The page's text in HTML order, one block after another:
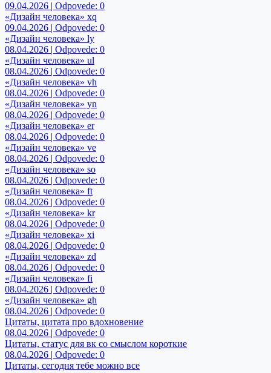
09.04.2026 | Odpovede: 0
«Дизайн человека» xq
09.04.2026 | Odpovede: 0
«Дизайн человека» ly
08.04.2026 | Odpovede: 0
«Дизайн человека» ul
08.04.2026 | Odpovede: 0
«Дизайн человека» vh
08.04.2026 | Odpovede: 0
«Дизайн человека» yn
08.04.2026 | Odpovede: 0
«Дизайн человека» er
08.04.2026 | Odpovede: 0
«Дизайн человека» ve
08.04.2026 | Odpovede: 0
«Дизайн человека» so
08.04.2026 | Odpovede: 0
«Дизайн человека» ft
08.04.2026 | Odpovede: 0
«Дизайн человека» kr
08.04.2026 | Odpovede: 0
«Дизайн человека» xi
08.04.2026 | Odpovede: 0
«Дизайн человека» zd
08.04.2026 | Odpovede: 0
«Дизайн человека» fi
08.04.2026 | Odpovede: 0
«Дизайн человека» gh
08.04.2026 | Odpovede: 0
Цитаты, цитата про вдохновение
08.04.2026 | Odpovede: 0
Цитаты, статус для вк со смыслом короткие
08.04.2026 | Odpovede: 0
Цитаты, сегодня тебе можно все